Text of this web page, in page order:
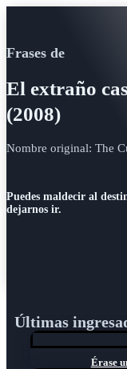
Frases de
El extraño
(2008)
Nombre original: The
Puedes maldecir al
dejarnos ir.
Últimas
Érase